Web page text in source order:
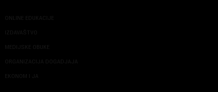
ONLINE EDUKACIJE
IZDAVAŠTVO
MEDIJSKE OBUKE
ORGANIZACIJA DOGADJAJA
EKONOM I JA